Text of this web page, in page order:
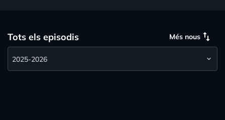
Tots els episodis Més nous swap_vert